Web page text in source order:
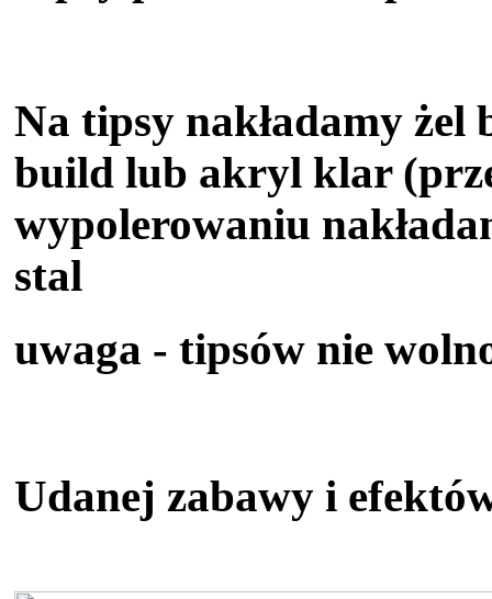
Na tipsy nakładamy żel
build lub akryl klar
wypolerowaniu
stal
uwaga - tipsów nie
Udanej zabawy i